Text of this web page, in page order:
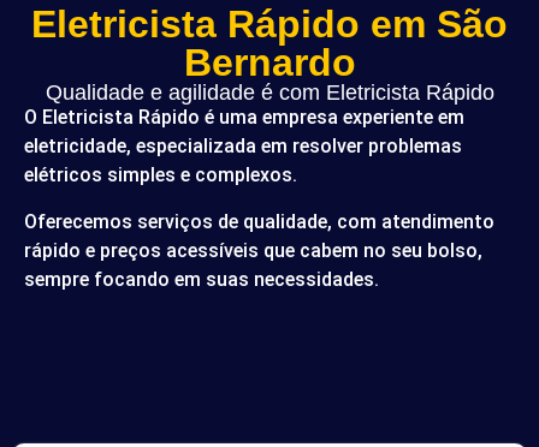
Eletricista Rápido em São
Bernardo
Qualidade e agilidade é com Eletricista Rápido
O Eletricista Rápido é uma empresa experiente em
eletricidade, especializada em resolver problemas
elétricos simples e complexos.
Oferecemos serviços de qualidade, com atendimento
rápido e preços acessíveis que cabem no seu bolso,
sempre focando em suas necessidades.